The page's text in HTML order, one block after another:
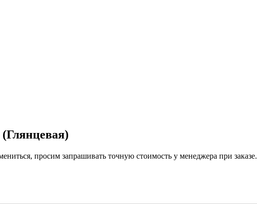
просим запрашивать точную стоимость у менеджера при заказе.